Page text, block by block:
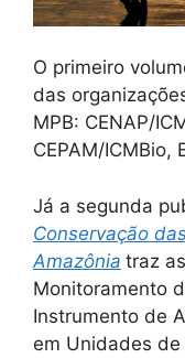
O primeiro
das
MPB: CENAP/
CEPAM/ICMBio,
Já a segunda
Conservação
Amazônia traz
Monitoramento
Instrumento de
em Unidades